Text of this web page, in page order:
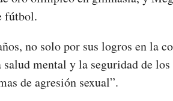
fútbol.
no solo por sus logros en la
mental y la seguridad de
de agresión sexual”.